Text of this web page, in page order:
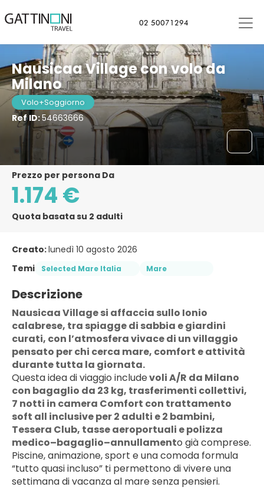
02 50071294
Nausicaa Village con volo da
Milano
Volo+Soggiorno
Ref ID:54663666
Prezzo per persona Da
1.174 €
Quota basata su 2 adulti
Creato:lunedì 10 agosto 2026
Temi
Selected Mare Italia Mare
Descrizione
Nausicaa Village si affaccia sullo Ionio
calabrese, tra spiagge di sabbia e giardini
curati, con l’atmosfera vivace di un villaggio
pensato per chi cerca mare, comfort e attività
durante tutta la giornata.
Questa idea di viaggio include voli A/R da Milano
con bagaglio da 23 kg, trasferimenti collettivi,
7 notti in camera Comfort con trattamento
soft all inclusive per 2 adulti e 2 bambini,
Tessera Club, tasse aeroportuali e polizza
medico–bagaglio–annullamento già comprese.
Piscine, animazione, sport e una comoda formula
“tutto quasi incluso” ti permettono di vivere una
settimana di vacanza al mare senza pensieri.